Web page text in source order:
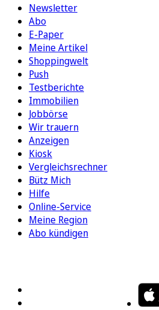
Newsletter
Abo
E-Paper
Meine Artikel
Shoppingwelt
Push
Testberichte
Immobilien
Jobbörse
Wir trauern
Anzeigen
Kiosk
Vergleichsrechner
Bütz Mich
Hilfe
Online-Service
Meine Region
Abo kündigen